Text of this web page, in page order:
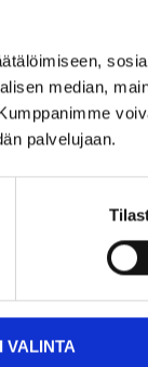
median,
palvelujaan.
VALINTA
365
spolarvätska,